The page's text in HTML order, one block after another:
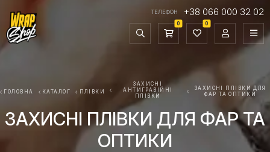
ТЕЛЕФОН +38 066 000 32 02
0 0
ГОЛОВНА КАТАЛОГ ПЛІВКИ
ЗАХИСНІ
АНТИГРАВІЙНІ
ПЛІВКИ
ЗАХИСНІ ПЛІВКИ ДЛЯ
ФАР ТА ОПТИКИ
ЗАХИСНІ ПЛІВКИ ДЛЯ ФАР ТА
ОПТИКИ